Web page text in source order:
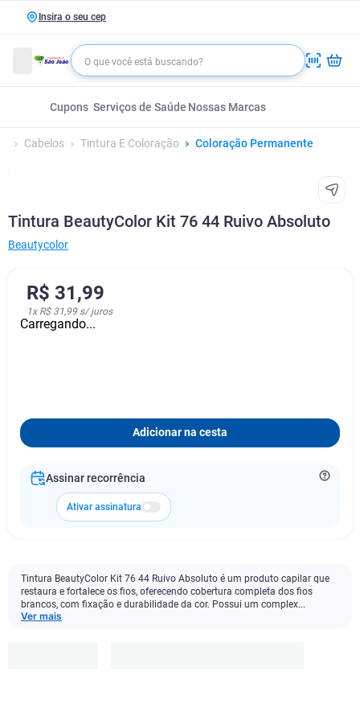
Insira o seu cep
Cupons Serviços de Saúde Nossas Marcas
Cabelos Tintura E Coloração Coloração Permanente
Tintura BeautyColor Kit 76 44 Ruivo Absoluto
Beautycolor
R$ 31,99
1x R$ 31,99s/ juros
Carregando...
Adicionar na cesta
Assinar recorrência
Ativar assinatura
Tintura BeautyColor Kit 76 44 Ruivo Absoluto é um produto capilar que
restaura e fortalece os fios, oferecendo cobertura completa dos fios
brancos, com fixação e durabilidade da cor. Possui um complex...
Ver mais